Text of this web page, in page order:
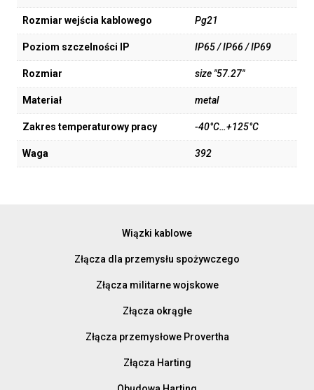
Rozmiar wejścia kablowego Pg21
Poziom szczelności IP IP65 / IP66 / IP69
Rozmiar size "57.27"
Materiał metal
Zakres temperaturowy pracy -40°C…+125°C
Waga 392
Wiązki kablowe
Złącza dla przemysłu spożywczego
Złącza militarne wojskowe
Złącza okrągłe
Złącza przemysłowe Provertha
Złącza Harting